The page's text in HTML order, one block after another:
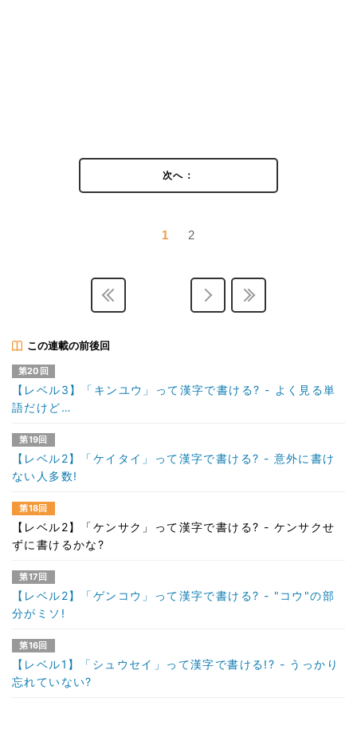
次へ：
1 2
この連載の前後回
第20回
【レベル3】「キンユウ」って漢字で書ける? - よく見る単
語だけど…
第19回
【レベル2】「ケイタイ」って漢字で書ける? - 意外に書け
ない人多数!
第18回
【レベル2】「ケンサク」って漢字で書ける? - ケンサクせ
ずに書けるかな?
第17回
【レベル2】「ゲンコウ」って漢字で書ける? - "コウ"の部
分がミソ!
第16回
【レベル1】「シュウセイ」って漢字で書ける!? - うっかり
忘れていない?